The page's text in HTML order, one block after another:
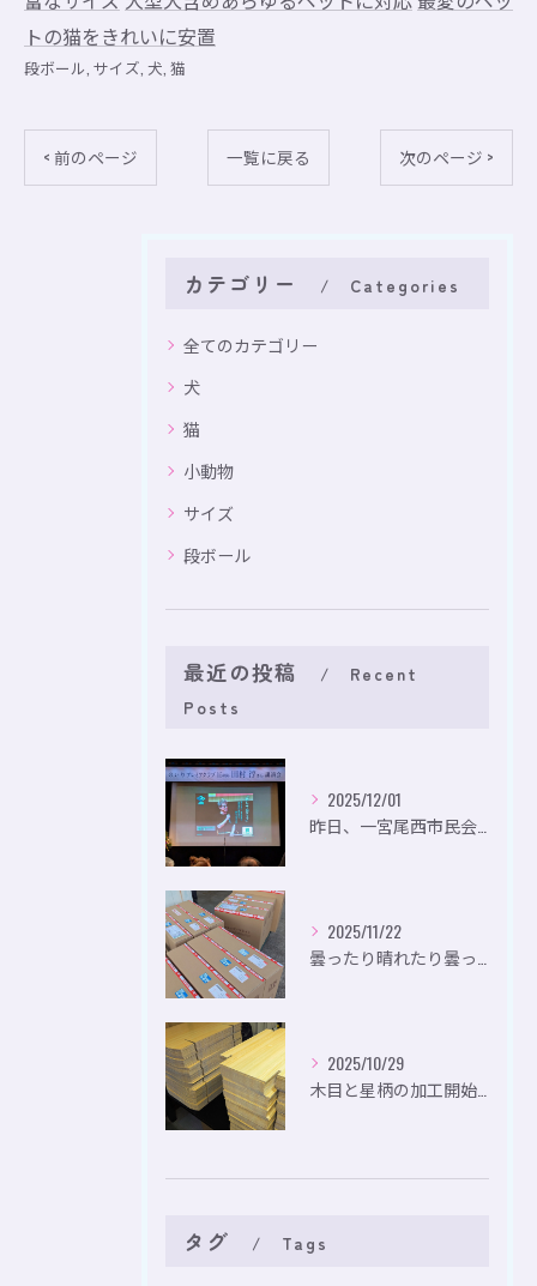
トの猫をきれいに安置
段ボール サイズ 犬 猫
< 前のページ 一覧に戻る 次のページ >
カテゴリー Categories
全てのカテゴリー
犬
猫
小動物
サイズ
段ボール
最近の投稿
Recent
Posts
2025/12/01
2025/11/22
2025/10/29
タグ Tags